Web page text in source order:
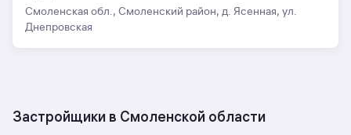
Смоленская обл., Смоленский район, д. Ясенная, ул.
Днепровская
Застройщики в Смоленской области